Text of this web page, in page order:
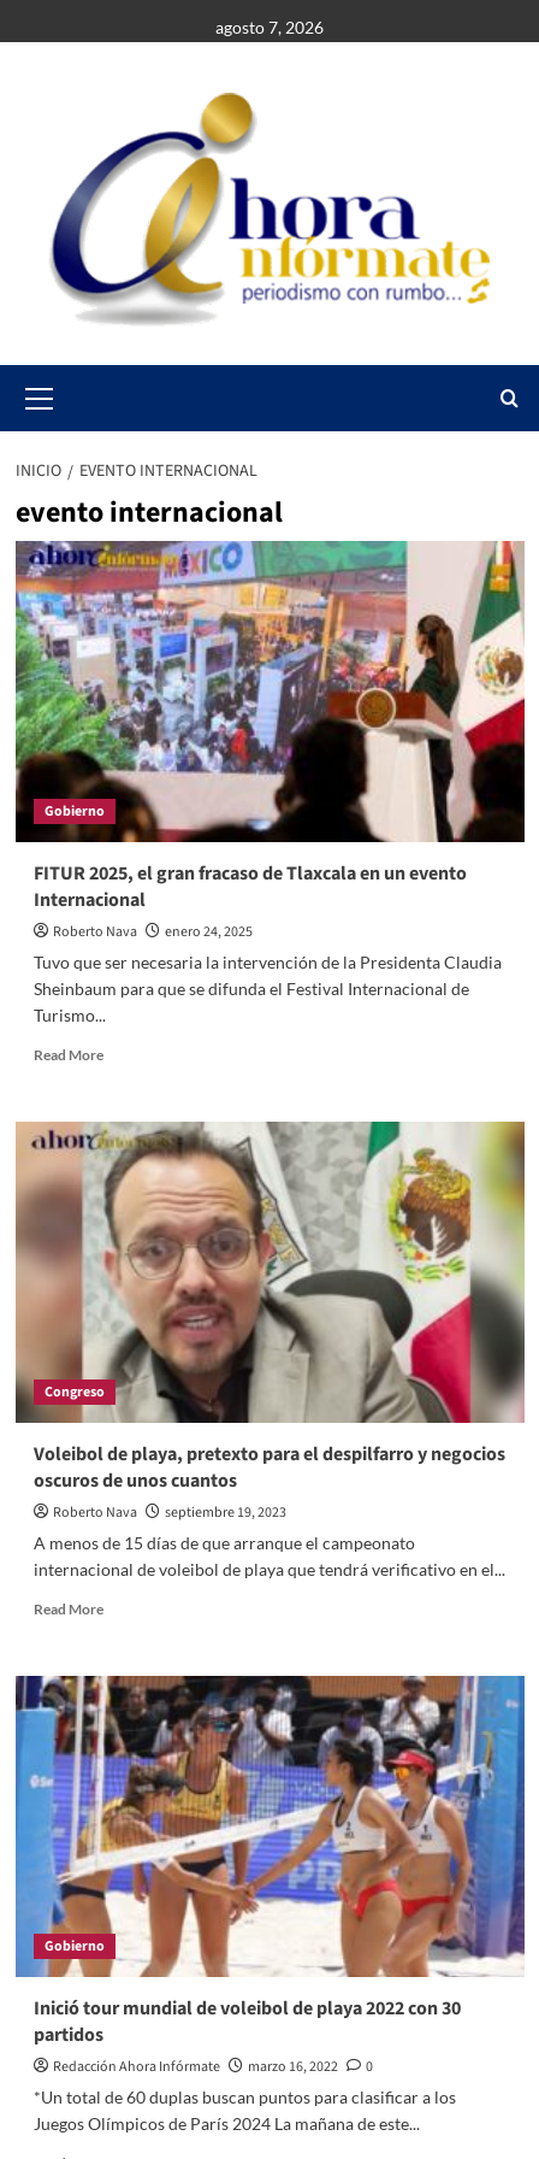
al
agosto 7, 2026
Menu
INICIO EVENTO INTERNACIONAL
evento internacional
Gobierno
FITUR 2025, el gran fracaso de Tlaxcala en un evento
Internacional
Roberto Nava
enero 24, 2025
Tuvo que ser necesaria la intervención de la Presidenta Claudia
Sheinbaum para que se difunda el Festival Internacional de
Turismo...
Read MoreRead
FITUR
2025,
el
gran
fracaso
de
Tlaxcala
en
un
evento
Internacional
Congreso
Voleibol de playa, pretexto para el despilfarro y negocios
oscuros de unos cuantos
Roberto Nava
septiembre 19, 2023
A menos de 15 días de que arranque el campeonato
internacional de voleibol de playa que tendrá verificativo en el...
Read MoreRead
Voleibol
de
playa,
pretexto
para
el
despilfarro
y
negocios
oscuros
de
unos
cuantos
Gobierno
Inició tour mundial de voleibol de playa 2022 con 30
partidos
Redacción Ahora Infórmate marzo 16, 2022
0
*Un total de 60 duplas buscan puntos para clasificar a los
Juegos Olímpicos de París 2024 La mañana de este...